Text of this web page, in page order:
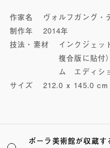
作家名
ヴォルフガング・
制作年
2014年
技法・素材
インクジェッ
複合版に貼付
ム エディシ
サイズ
212.0 x 145.0 cm
ポーラ美術館が収蔵